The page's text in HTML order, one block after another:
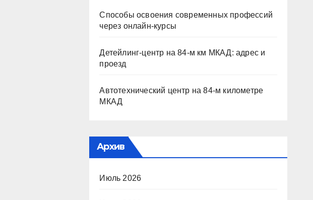
Способы освоения современных профессий
через онлайн-курсы
Детейлинг-центр на 84-м км МКАД: адрес и
проезд
Автотехнический центр на 84-м километре
МКАД
Архив
Июль 2026